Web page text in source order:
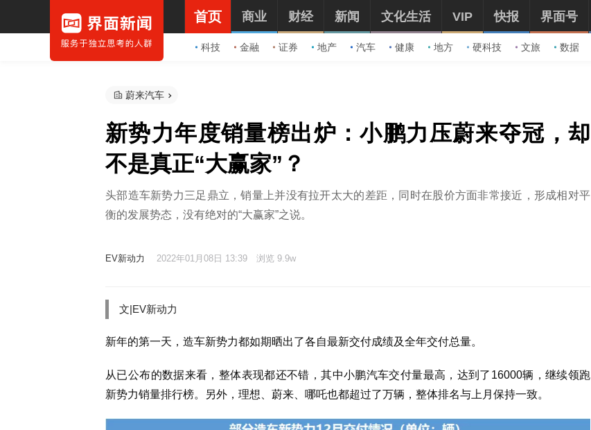
首页
科技 金融 证券 地产 汽车 健康 地方 硬科技 文旅 数据
商业 财经 新闻 文化生活 VIP 快报 界面号
蔚来汽车
新势力年度销量榜出炉：小鹏力压蔚来夺冠，却
不是真正“大赢家”？
头部造车新势力三足鼎立，销量上并没有拉开太大的差距，同时在股价方面非常接近，形成相对平
衡的发展势态，没有绝对的“大赢家”之说。
EV新动力 2022年01月08日 13:39 浏览 9.9w
文|EV新动力
新年的第一天，造车新势力都如期晒出了各自最新交付成绩及全年交付总量。
从已公布的数据来看，整体表现都还不错，其中小鹏汽车交付量最高，达到了16000辆，继续领跑
新势力销量排行榜。另外，理想、蔚来、哪吒也都超过了万辆，整体排名与上月保持一致。